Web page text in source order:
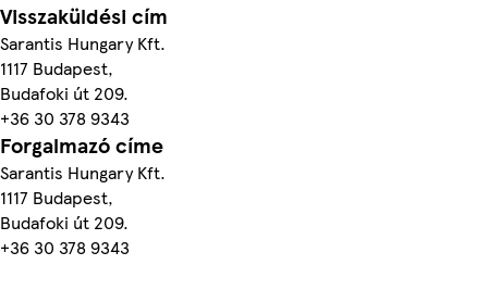
Visszaküldési cím
Sarantis Hungary Kft.
1117 Budapest,
Budafoki út 209.
+36 30 378 9343
Forgalmazó címe
Sarantis Hungary Kft.
1117 Budapest,
Budafoki út 209.
+36 30 378 9343